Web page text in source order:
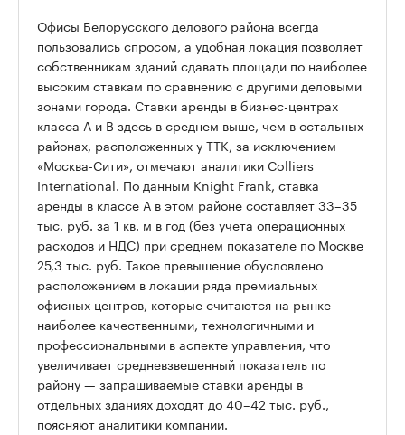
Офисы Белорусского делового района всегда
пользовались спросом, а удобная локация позволяет
собственникам зданий сдавать площади по наиболее
высоким ставкам по сравнению с другими деловыми
зонами города. Ставки аренды в бизнес-центрах
класса А и В здесь в среднем выше, чем в остальных
районах, расположенных у ТТК, за исключением
«Москва-Сити», отмечают аналитики Colliers
International. По данным Knight Frank, ставка
аренды в классе А в этом районе составляет 33–35
тыс. руб. за 1 кв. м в год (без учета операционных
расходов и НДС) при среднем показателе по Москве
25,3 тыс. руб. Такое превышение обусловлено
расположением в локации ряда премиальных
офисных центров, которые считаются на рынке
наиболее качественными, технологичными и
профессиональными в аспекте управления, что
увеличивает средневзвешенный показатель по
району — запрашиваемые ставки аренды в
отдельных зданиях доходят до 40–42 тыс. руб.,
поясняют аналитики компании.